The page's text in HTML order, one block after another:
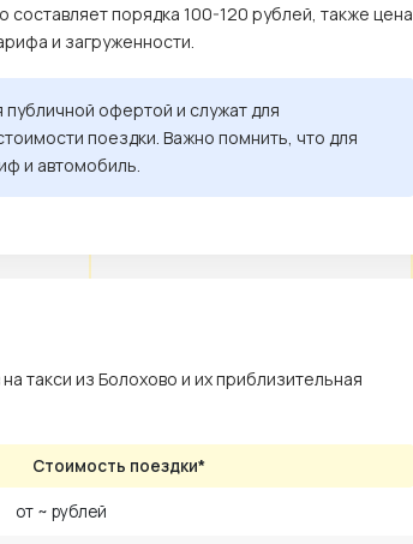
составляет порядка 100-120 рублей, также цена
и загруженности.
офертой и служат для
поездки. Важно помнить, что для
и автомобиль.
такси из Болохово и их приблизительная
Стоимость поездки*
от ~ рублей